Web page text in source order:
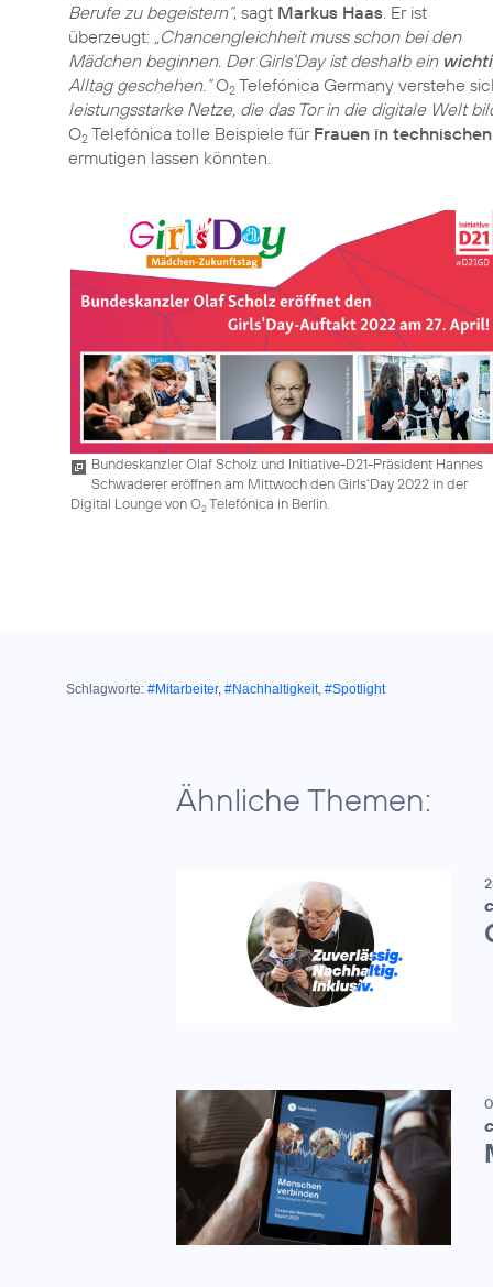
Berufe zu begeistern“, sagt Markus Haas. Er ist
überzeugt: „Chancengleichheit muss schon bei den
Mädchen beginnen. Der Girls‘Day ist deshalb ein
Alltag geschehen.“O2 Telefónica Germany verstehe
leistungsstarke Netze, die das Tor in die digitale Welt
O2 Telefónica tolle Beispiele für Frauen in
ermutigen lassen könnten.
Bundeskanzler Olaf Scholz und Initiative-D21-Präsident Hannes
Schwaderer eröffnen am Mittwoch den Girls‘Day 2022 in der
Digital Lounge von O2Telefónica in Berlin.
Schlagworte: #Mitarbeiter, #Nachhaltigkeit, #Spotlight
Ähnliche Themen: